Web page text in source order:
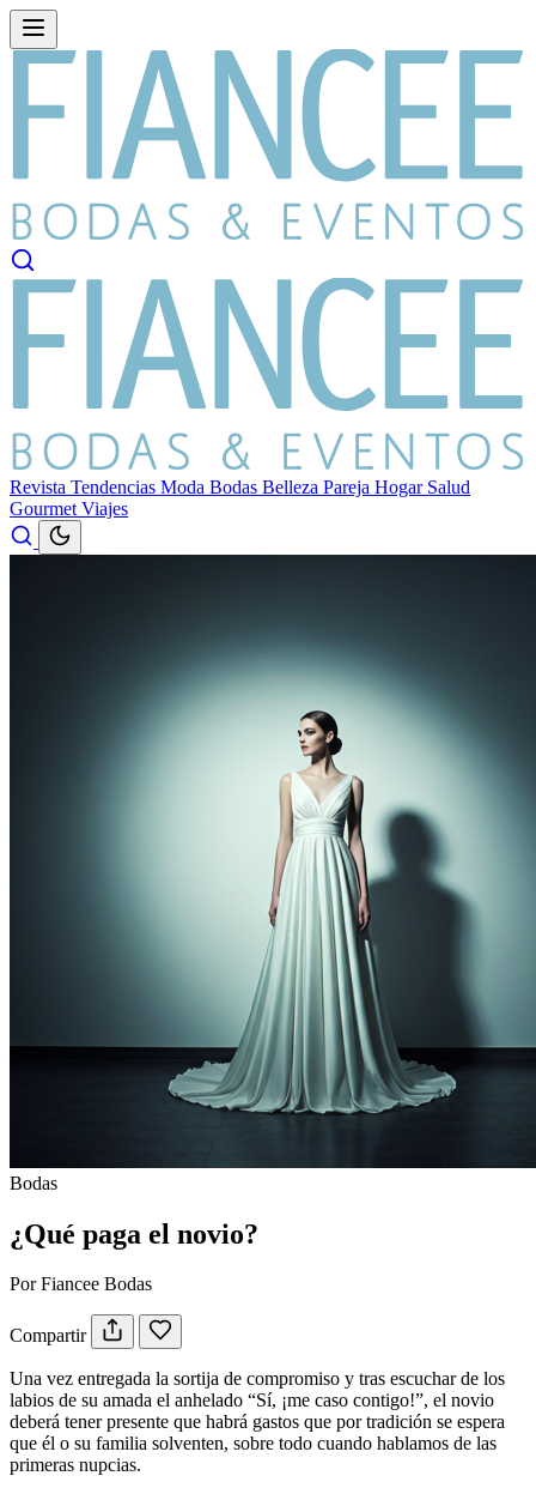
Revista Tendencias Moda Bodas Belleza Pareja Hogar Salud
Gourmet Viajes
Bodas
¿Qué paga el novio?
Por Fiancee Bodas
Compartir
Una vez entregada la sortija de compromiso y tras escuchar de los
labios de su amada el anhelado “Sí, ¡me caso contigo!”, el novio
deberá tener presente que habrá gastos que por tradición se espera
que él o su familia solventen, sobre todo cuando hablamos de las
primeras nupcias.